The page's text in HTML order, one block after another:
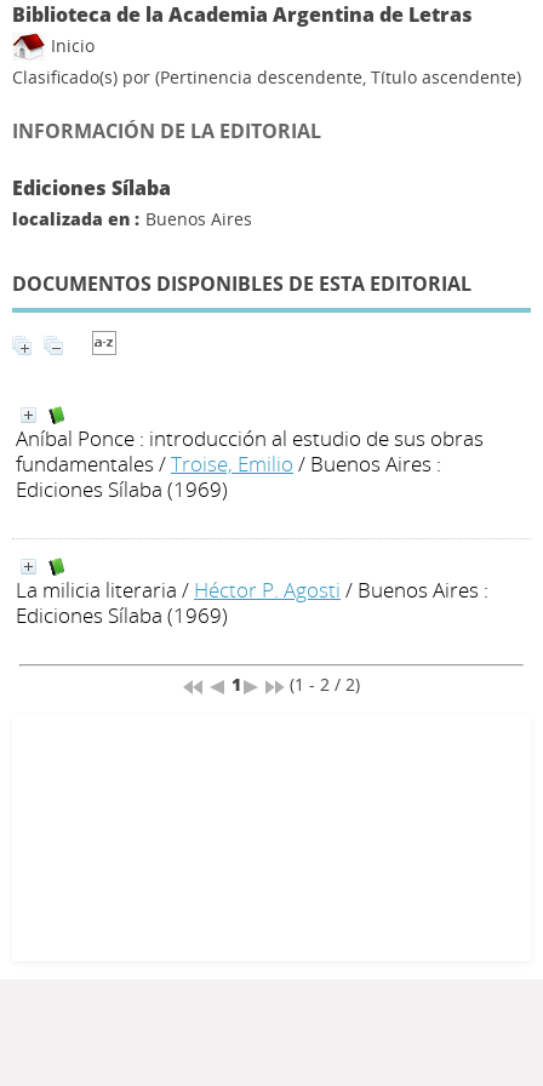
Biblioteca de la Academia Argentina de Letras
Inicio
Clasificado(s) por (Pertinencia descendente, Título ascendente)
INFORMACIÓN DE LA EDITORIAL
Ediciones Sílaba
localizada en : Buenos Aires
DOCUMENTOS DISPONIBLES DE ESTA EDITORIAL
Aníbal Ponce : introducción al estudio de sus obras
fundamentales /Troise, Emilio / Buenos Aires :
Ediciones Sílaba (1969)
La milicia literaria / Héctor P. Agosti / Buenos Aires :
Ediciones Sílaba (1969)
1 (1 - 2 / 2)